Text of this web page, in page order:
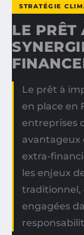
STRATÉGIE
LE PRÊT
Le prêt à
en place en
entreprises
avantageux
extra-
les enjeux
traditionnel,
engagées